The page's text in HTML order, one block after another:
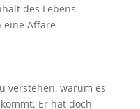
des Lebens
eine Affäre
verstehen, warum es
Er hat doch